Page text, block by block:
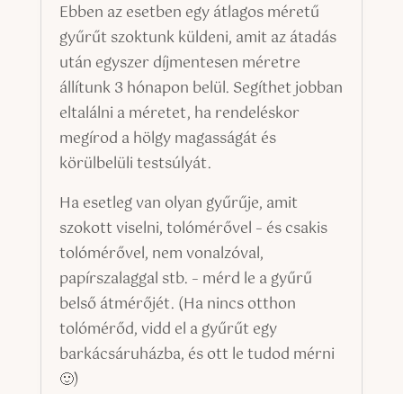
Ebben az esetben egy átlagos méretű
gyűrűt szoktunk küldeni, amit az átadás
után egyszer díjmentesen méretre
állítunk 3 hónapon belül. Segíthet jobban
eltalálni a méretet, ha rendeléskor
megírod a hölgy magasságát és
körülbelüli testsúlyát.
Ha esetleg van olyan gyűrűje, amit
szokott viselni, tolómérővel – és csakis
tolómérővel, nem vonalzóval,
papírszalaggal stb. – mérd le a gyűrű
belső átmérőjét. (Ha nincs otthon
tolómérőd, vidd el a gyűrűt egy
barkácsáruházba, és ott le tudod mérni
🙂)